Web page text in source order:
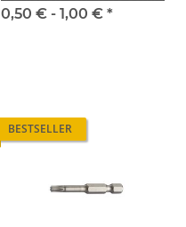
0,50 € - 1,00 € *
BESTSELLER